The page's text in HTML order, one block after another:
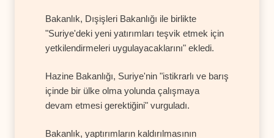
Bakanlık, Dışişleri Bakanlığı ile birlikte
"Suriye'deki yeni yatırımları teşvik etmek için
yetkilendirmeleri uygulayacaklarını" ekledi.
Hazine Bakanlığı, Suriye'nin "istikrarlı ve barış
içinde bir ülke olma yolunda çalışmaya
devam etmesi gerektiğini" vurguladı.
Bakanlık, yaptırımların kaldırılmasının